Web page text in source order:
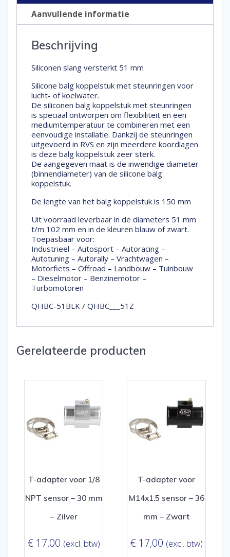
Aanvullende informatie
Beschrijving
Siliconen slang versterkt 51 mm
Silicone balg koppelstuk met steunringen voor
lucht- of koelwater.
De siliconen balg koppelstuk met steunringen
is speciaal ontworpen om flexibiliteit en een
mediumtemperatuur te combineren met een
eenvoudige installatie. Dankzij de steunringen
uitgevoerd in RVS en zijn meerdere koordlagen
is deze balg koppelstuk zeer sterk.
De aangegeven maat is de inwendige diameter
(binnendiameter) van de silicone balg
koppelstuk.
De lengte van het balg koppelstuk is 150 mm
Uit voorraad leverbaar in de diameters 51 mm
t/m 102 mm en in de kleuren blauw of zwart.
Toepasbaar voor:
Industrieel – Autosport – Autoracing –
Autotuning – Autorally – Vrachtwagen –
Motorfiets – Offroad – Landbouw – Tuinbouw
– Dieselmotor – Benzinemotor –
Turbomotoren
QHBC-51BLK / QHBC___51Z
Gerelateerde producten
T-adapter voor 1/8
NPT sensor – 30 mm
– Zilver
€ 17,00 (excl. btw)
T-adapter voor
M14x1.5 sensor – 36
mm – Zwart
€ 17,00 (excl. btw)